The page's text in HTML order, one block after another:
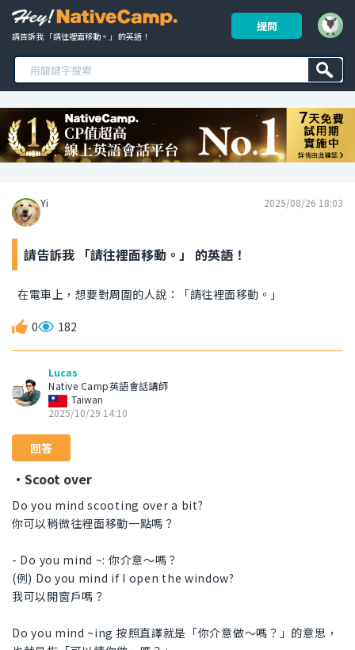
請告訴我 「請往裡面移動。」 的英語！
提問
Yi 2025/08/26 18:03
請告訴我 「請往裡面移動。」 的英語！
在電車上，想要對周圍的人說：「請往裡面移動。」
0 182
Lucas
Native Camp英語會話講師
Taiwan
2025/10/29 14:10
回答
・Scoot over
Do you mind scooting over a bit?
你可以稍微往裡面移動一點嗎？
- Do you mind ~: 你介意～嗎？
(例) Do you mind if I open the window?
我可以開窗戶嗎？
Do you mind ~ing 按照直譯就是「你介意做～嗎？」的意思，